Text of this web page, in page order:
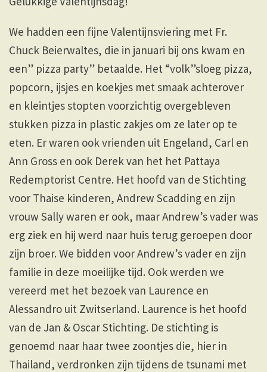
We hadden een fijne Valentijnsviering met Fr.
Chuck Beierwaltes, die in januari bij ons kwam en
een” pizza party” betaalde. Het “volk”sloeg pizza,
popcorn, ijsjes en koekjes met smaak achterover
en kleintjes stopten voorzichtig overgebleven
stukken pizza in plastic zakjes om ze later op te
eten. Er waren ook vrienden uit Engeland, Carl en
Ann Gross en ook Derek van het het Pattaya
Redemptorist Centre. Het hoofd van de Stichting
voor Thaise kinderen, Andrew Scadding en zijn
vrouw Sally waren er ook, maar Andrew’s vader was
erg ziek en hij werd naar huis terug geroepen door
zijn broer. We bidden voor Andrew’s vader en zijn
familie in deze moeilijke tijd. Ook werden we
vereerd met het bezoek van Laurence en
Alessandro uit Zwitserland. Laurence is het hoofd
van de Jan & Oscar Stichting. De stichting is
genoemd naar haar twee zoontjes die, hier in
Thailand, verdronken zijn tijdens de tsunami met